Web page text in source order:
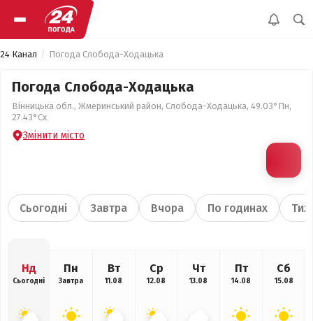
24 Канал Погода Слобода-Ходацька
Погода Слобода-Ходацька
Вінницька обл., Жмеринський район, Слобода-Ходацька, 49.03°Пн,
27.43°Сх
Змінити місто
Сьогодні Завтра Вчора По годинах
Нд
Сьогодні
Пн
Завтра
Вт
11.08
Ср
12.08
Чт
13.08
Пт
14.08
Сб
15.08